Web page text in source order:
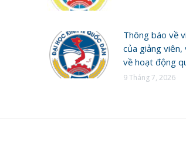
Thông báo về
của giảng
về hoạt động
9 Tháng 7, 2026